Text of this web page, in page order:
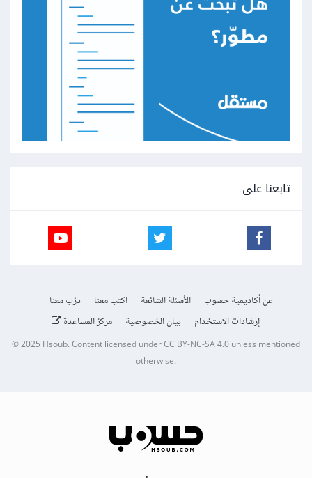
تابعنا على
عن أكاديمية حسوب الأسئلة الشائعة اكتب معنا
درّب معنا
إرشادات الاستخدام
بيان الخصوصية مركز المساعدة
© 2025Hsoub.Content licensed underCC BY-NC-SA 4.0unless mentioned
otherwise.